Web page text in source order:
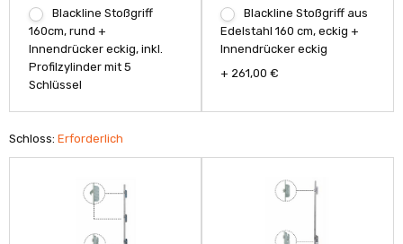
Blackline Stoßgriff
160cm, rund +
Innendrücker eckig, inkl.
Profilzylinder mit 5
Schlüssel
Blackline Stoßgriff aus
Edelstahl 160 cm, eckig +
Innendrücker eckig
+ 261,00 €
Schloss:Erforderlich